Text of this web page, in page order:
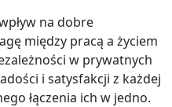
na dobre
między pracą a życiem
w prywatnych
i satysfakcji z każdej
łączenia ich w jedno.